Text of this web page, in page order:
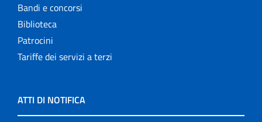
Bandi e concorsi
Biblioteca
Patrocini
Tariffe dei servizi a terzi
ATTI DI NOTIFICA